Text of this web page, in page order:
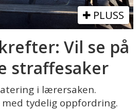
PLUSS
Vil se på
straffesaker
i lærersaken.
tydelig oppfordring.